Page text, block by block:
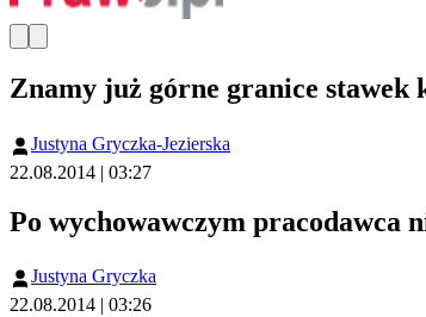
Znamy już górne granice stawek
Justyna Gryczka-Jezierska
22.08.2014 | 03:27
Po wychowawczym pracodawca
Justyna Gryczka
22.08.2014 | 03:26